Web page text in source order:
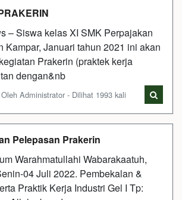
– Siswa kelas XI SMK Perpajakan
Kampar, Januari tahun 2021 ini akan
Prakerin (praktek kerja
dengan&nb
Administrator - Dilihat 1993 kali
Pelepasan Prakerin
Warahmatullahi Wabarakaatuh,
04 Juli 2022. Pembekalan &
Praktik Kerja Industri Gel I Tp: